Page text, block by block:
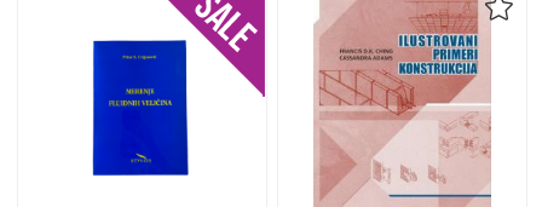
DODAJ
NA